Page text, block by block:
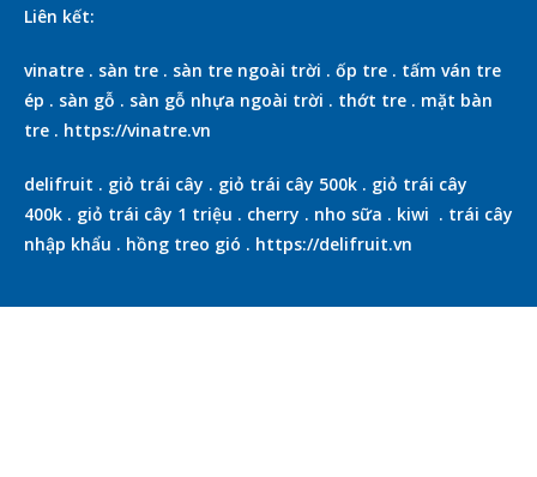
Liên kết:
vinatre . sàn tre . sàn tre ngoài trời . ốp tre . tấm ván tre
ép . sàn gỗ . sàn gỗ nhựa ngoài trời . thớt tre . mặt bàn
tre . https://vinatre.vn
delifruit . giỏ trái cây . giỏ trái cây 500k . giỏ trái cây
400k . giỏ trái cây 1 triệu . cherry . nho sữa . kiwi . trái cây
nhập khẩu . hồng treo gió . https://delifruit.vn